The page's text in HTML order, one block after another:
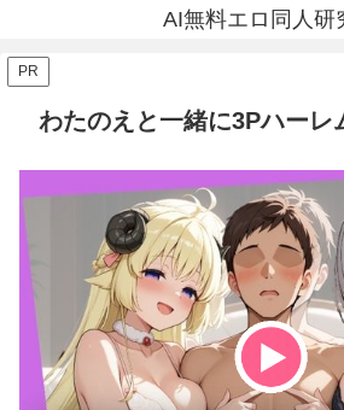
AI無料エロ同人研
PR
わたのえと一緒に3Pハーレ